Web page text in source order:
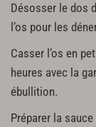
Désosser le dos
l’os pour les
Casser l’os en
heures avec la
ébullition.
Préparer la